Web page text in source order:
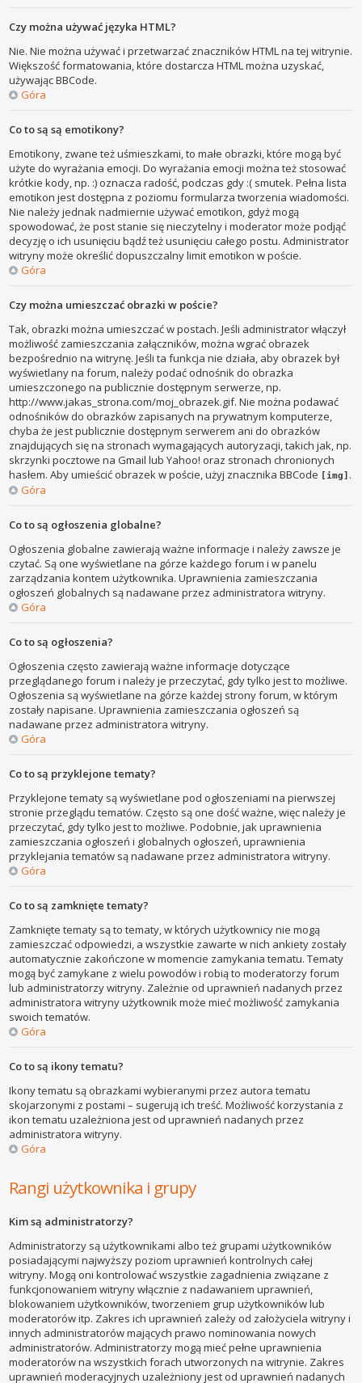
Czy można używać języka HTML?
Nie. Nie można używać i przetwarzać znaczników HTML na tej witrynie.
Większość formatowania, które dostarcza HTML można uzyskać,
używając BBCode.
Góra
Co to są są emotikony?
Emotikony, zwane też uśmieszkami, to małe obrazki, które mogą być
użyte do wyrażania emocji. Do wyrażania emocji można też stosować
krótkie kody, np. :) oznacza radość, podczas gdy :( smutek. Pełna lista
emotikon jest dostępna z poziomu formularza tworzenia wiadomości.
Nie należy jednak nadmiernie używać emotikon, gdyż mogą
spowodować, że post stanie się nieczytelny i moderator może podjąć
decyzję o ich usunięciu bądź też usunięciu całego postu. Administrator
witryny może określić dopuszczalny limit emotikon w poście.
Góra
Czy można umieszczać obrazki w poście?
Tak, obrazki można umieszczać w postach. Jeśli administrator włączył
możliwość zamieszczania załączników, można wgrać obrazek
bezpośrednio na witrynę. Jeśli ta funkcja nie działa, aby obrazek był
wyświetlany na forum, należy podać odnośnik do obrazka
umieszczonego na publicznie dostępnym serwerze, np.
http://www.jakas_strona.com/moj_obrazek.gif. Nie można podawać
odnośników do obrazków zapisanych na prywatnym komputerze,
chyba że jest publicznie dostępnym serwerem ani do obrazków
znajdujących się na stronach wymagających autoryzacji, takich jak, np.
skrzynki pocztowe na Gmail lub Yahoo! oraz stronach chronionych
hasłem. Aby umieścić obrazek w poście, użyj znacznika BBCode [img] .
Góra
Co to są ogłoszenia globalne?
Ogłoszenia globalne zawierają ważne informacje i należy zawsze je
czytać. Są one wyświetlane na górze każdego forum i w panelu
zarządzania kontem użytkownika. Uprawnienia zamieszczania
ogłoszeń globalnych są nadawane przez administratora witryny.
Góra
Co to są ogłoszenia?
Ogłoszenia często zawierają ważne informacje dotyczące
przeglądanego forum i należy je przeczytać, gdy tylko jest to możliwe.
Ogłoszenia są wyświetlane na górze każdej strony forum, w którym
zostały napisane. Uprawnienia zamieszczania ogłoszeń są
nadawane przez administratora witryny.
Góra
Co to są przyklejone tematy?
Przyklejone tematy są wyświetlane pod ogłoszeniami na pierwszej
stronie przeglądu tematów. Często są one dość ważne, więc należy je
przeczytać, gdy tylko jest to możliwe. Podobnie, jak uprawnienia
zamieszczania ogłoszeń i globalnych ogłoszeń, uprawnienia
przyklejania tematów są nadawane przez administratora witryny.
Góra
Co to są zamknięte tematy?
Zamknięte tematy są to tematy, w których użytkownicy nie mogą
zamieszczać odpowiedzi, a wszystkie zawarte w nich ankiety zostały
automatycznie zakończone w momencie zamykania tematu. Tematy
mogą być zamykane z wielu powodów i robią to moderatorzy forum
lub administratorzy witryny. Zależnie od uprawnień nadanych przez
administratora witryny użytkownik może mieć możliwość zamykania
swoich tematów.
Góra
Co to są ikony tematu?
Ikony tematu są obrazkami wybieranymi przez autora tematu
skojarzonymi z postami – sugerują ich treść. Możliwość korzystania z
ikon tematu uzależniona jest od uprawnień nadanych przez
administratora witryny.
Góra
Rangi użytkownika i grupy
Kim są administratorzy?
Administratorzy są użytkownikami albo też grupami użytkowników
posiadającymi najwyższy poziom uprawnień kontrolnych całej
witryny. Mogą oni kontrolować wszystkie zagadnienia związane z
funkcjonowaniem witryny włącznie z nadawaniem uprawnień,
blokowaniem użytkowników, tworzeniem grup użytkowników lub
moderatorów itp. Zakres ich uprawnień zależy od założyciela witryny i
innych administratorów mających prawo nominowania nowych
administratorów. Administratorzy mogą mieć pełne uprawnienia
moderatorów na wszystkich forach utworzonych na witrynie. Zakres
uprawnień moderacyjnych uzależniony jest od uprawnień nadanych